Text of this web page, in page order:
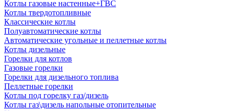
Котлы газовые настенные+ГВС
Котлы твердотопливные
Классические котлы
Полуавтоматические котлы
Автоматические угольные и пеллетные котлы
Котлы дизельные
Горелки для котлов
Газовые горелки
Горелки для дизельного топлива
Пеллетные горелки
Котлы под горелку газ/дизель
Котлы газ\дизель напольные отопительные